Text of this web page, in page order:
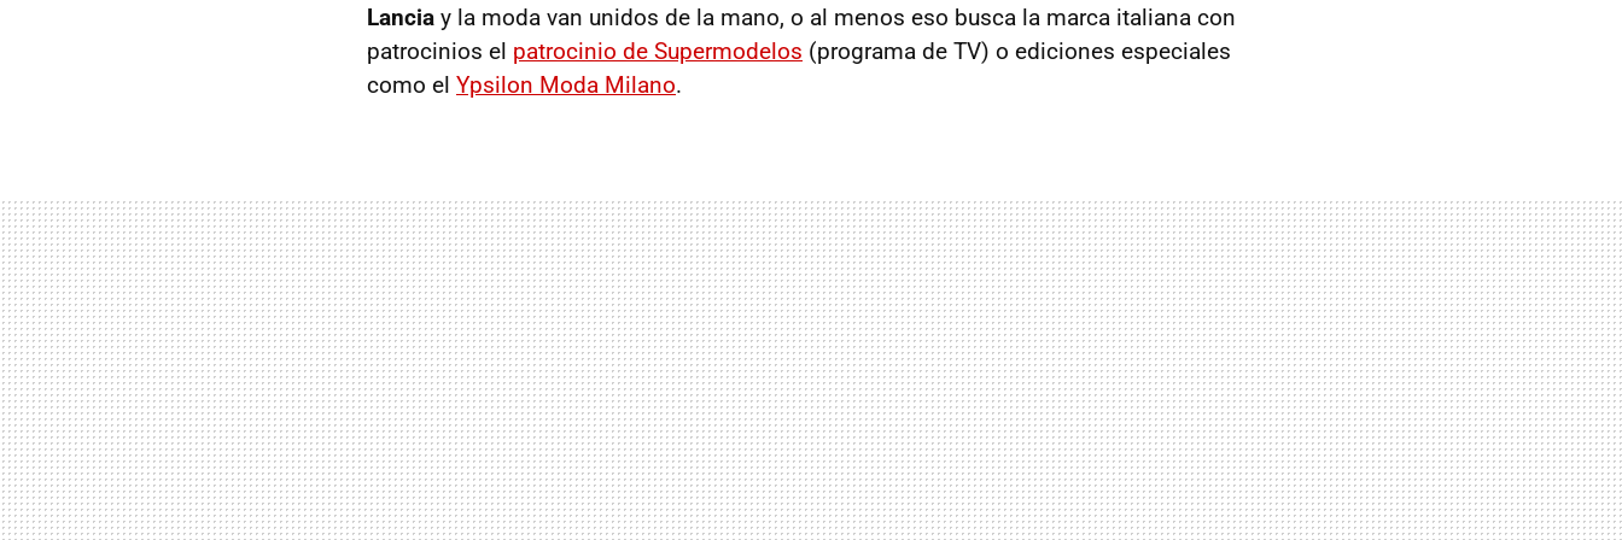
Lancia y la moda van unidos de la mano, o al menos eso busca la marca italiana con
patrocinios el patrocinio de Supermodelos (programa de TV) o ediciones especiales
como el Ypsilon Moda Milano.